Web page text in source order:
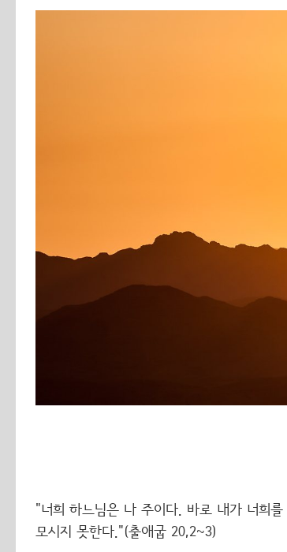
"너희 하느님은 나 주이다. 바로 내가 너희
모시지 못한다."(출애굽 20,2~3)